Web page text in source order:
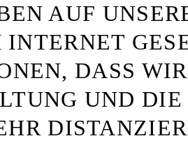
AUF
DASS
UND